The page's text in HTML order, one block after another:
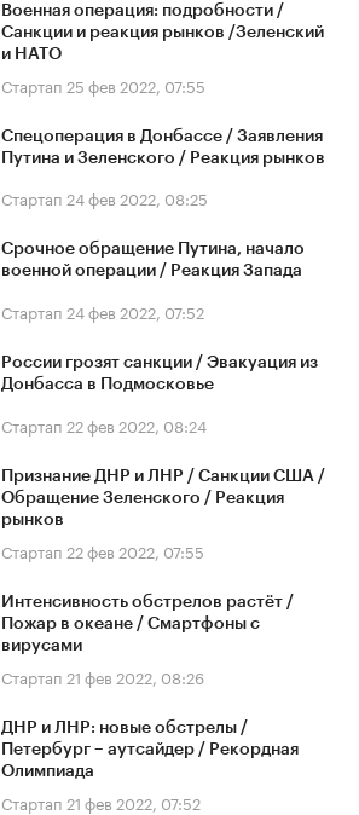
Военная операция: подробности /
Санкции и реакция рынков /Зеленский
и НАТО
Стартап 25 фев 2022, 07:55
Спецоперация в Донбассе / Заявления
Путина и Зеленского / Реакция рынков
Стартап 24 фев 2022, 08:25
Срочное обращение Путина, начало
военной операции / Реакция Запада
Стартап 24 фев 2022, 07:52
России грозят санкции / Эвакуация из
Донбасса в Подмосковье
Стартап 22 фев 2022, 08:24
Признание ДНР и ЛНР / Санкции США /
Обращение Зеленского / Реакция
рынков
Стартап 22 фев 2022, 07:55
Интенсивность обстрелов растёт /
Пожар в океане / Смартфоны с
вирусами
Стартап 21 фев 2022, 08:26
ДНР и ЛНР: новые обстрелы /
Петербург – аутсайдер / Рекордная
Олимпиада
Стартап 21 фев 2022, 07:52